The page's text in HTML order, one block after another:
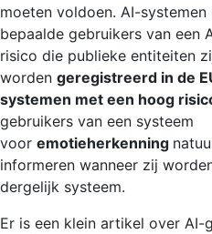
moeten voldoen. AI-
bepaalde gebruikers van een
risico die publieke entiteiten
worden geregistreerd in de
systemen met een hoog
gebruikers van een systeem
voor emotieherkenning
informeren wanneer zij
dergelijk systeem.
Er is een klein artikel over AI-